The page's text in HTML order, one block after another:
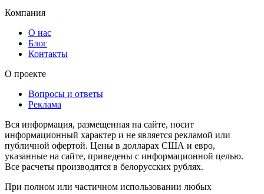
Компания
О нас
Блог
Контакты
О проекте
Вопросы и ответы
Реклама
Вся информация, размещенная на сайте, носит
информационный характер и не является рекламой или
публичной офертой. Цены в долларах США и евро,
указанные на сайте, приведены с информационной целью.
Все расчеты производятся в белорусских рублях.
При полном или частичном использовании любых